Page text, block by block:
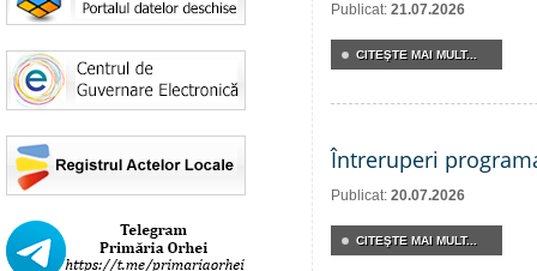
Publicat: 21.07.2026
CITEŞTE MAI MULT...
Întreruperi
Publicat: 20.07.2026
CITEŞTE MAI MULT...